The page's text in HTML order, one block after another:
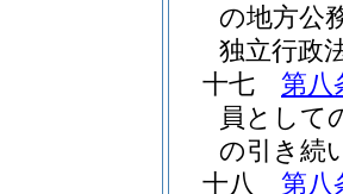
の地方公
独立行政
十七
第八
員として
の引き続
十八
第八